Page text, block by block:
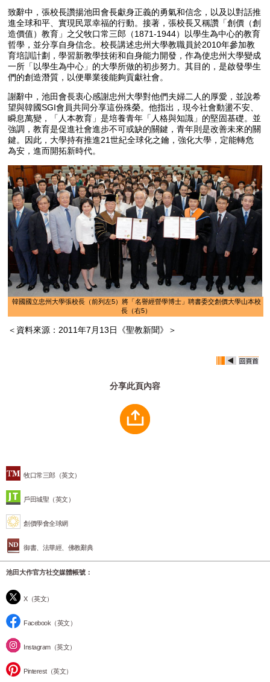
牧口常三郎（英文）
戶田城聖（英文）
創價學會全球網
御書、法華經、佛教辭典
池田大作官方社交媒體帳號：
X（英文）
Facebook（英文）
Instagram（英文）
Pinterest（英文）
致辭中，張校長讚揚池田會長獻身正義的勇氣和信念，以及以對話推
進全球和平、實現民眾幸福的行動。接著，張校長又稱讚「創價（創
造價值）教育」之父牧口常三郎（1871-1944）以學生為中心的教育
哲學，並分享自身信念。校長講述忠州大學教職員於2010年參加教
育培訓計劃，學習新教學技術和自身能力開發，作為使忠州大學變成
一所「以學生為中心」的大學所做的初步努力。其目的，是啟發學生
們的創造潛質，以便畢業後能夠貢獻社會。
謝辭中，池田會長衷心感謝忠州大學對他們夫婦二人的厚愛，並說希
望與韓國SGI會員共同分享這份殊榮。他指出，現今社會動盪不安、
瞬息萬變，「人本教育」是培養青年「人格與知識」的堅固基礎。並
強調，教育是促進社會進步不可或缺的關鍵，青年則是改善未來的關
鍵。因此，大學持有推進21世紀全球化之鑰，強化大學，定能轉危
為安，進而開拓新時代。
韓國國立忠州大學張校長（前列左5）將「名譽經營學博士」聘書委交創價大學山本校
長（右5）
＜資料來源：2011年7月13日《聖教新聞》＞
分享此頁內容